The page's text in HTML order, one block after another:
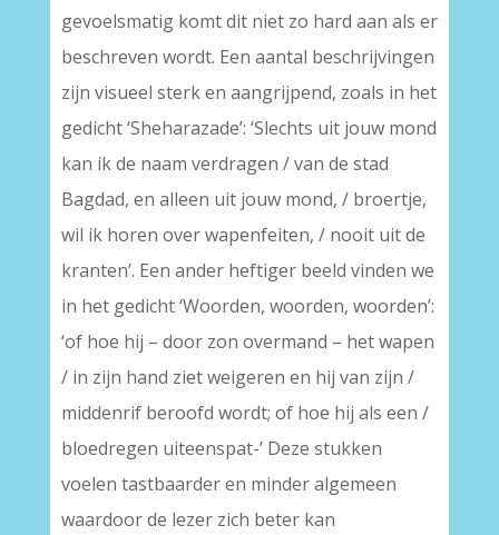
gevoelsmatig komt dit niet zo hard aan als er
beschreven wordt. Een aantal beschrijvingen
zijn visueel sterk en aangrijpend, zoals in het
gedicht ‘Sheharazade’: ‘Slechts uit jouw mond
kan ik de naam verdragen / van de stad
Bagdad, en alleen uit jouw mond, / broertje,
wil ik horen over wapenfeiten, / nooit uit de
kranten’. Een ander heftiger beeld vinden we
in het gedicht ‘Woorden, woorden, woorden’:
‘of hoe hij – door zon overmand – het wapen
/ in zijn hand ziet weigeren en hij van zijn /
middenrif beroofd wordt; of hoe hij als een /
bloedregen uiteenspat-’ Deze stukken
voelen tastbaarder en minder algemeen
waardoor de lezer zich beter kan